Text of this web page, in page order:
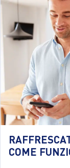
COME